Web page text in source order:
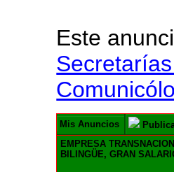
Este
Mis Anuncios
EMPRESA
BILINGÜE, GRAN